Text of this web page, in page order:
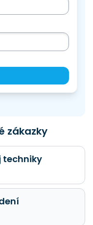
zákazky
techniky